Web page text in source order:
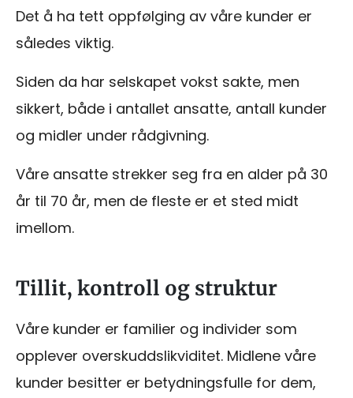
Det å ha tett oppfølging av våre kunder er
således viktig.
Siden da har selskapet vokst sakte, men
sikkert, både i antallet ansatte, antall kunder
og midler under rådgivning.
Våre ansatte strekker seg fra en alder på 30
år til 70 år, men de fleste er et sted midt
imellom.
Tillit, kontroll og struktur
Våre kunder er familier og individer som
opplever overskuddslikviditet. Midlene våre
kunder besitter er betydningsfulle for dem,